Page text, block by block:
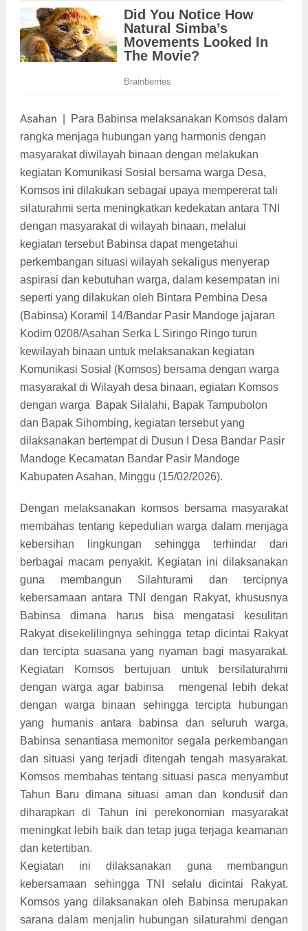
Asahan
Para Babinsa melaksanakan Komsos dalam
rangka menjaga hubungan yang harmonis dengan
masyarakat diwilayah binaan dengan melakukan
kegiatan Komunikasi Sosial bersama warga Desa,
Komsos ini dilakukan sebagai upaya mempererat tali
silaturahmi serta meningkatkan kedekatan antara TNI
dengan masyarakat di wilayah binaan, melalui
kegiatan tersebut Babinsa dapat mengetahui
perkembangan situasi wilayah sekaligus menyerap
aspirasi dan kebutuhan warga, dalam kesempatan ini
seperti yang dilakukan oleh Bintara Pembina Desa
(Babinsa) Koramil 14/Bandar Pasir Mandoge jajaran
Kodim 0208/Asahan Serka L Siringo Ringo turun
kewilayah binaan untuk melaksanakan kegiatan
Komunikasi Sosial (Komsos) bersama dengan warga
masyarakat di Wilayah desa binaan, egiatan Komsos
dengan warga
Bapak Silalahi, Bapak Tampubolon
dan Bapak Sihombing, kegiatan tersebut yang
dilaksanakan bertempat di Dusun I Desa Bandar Pasir
Mandoge Kecamatan Bandar Pasir Mandoge
Kabupaten Asahan, Minggu (15/02/2026).
Dengan melaksanakan komsos bersama masyarakat
membahas tentang kepedulian warga dalam menjaga
kebersihan lingkungan sehingga terhindar dari
berbagai macam penyakit. Kegiatan ini dilaksanakan
guna membangun Silahturami dan tercipnya
kebersamaan antara TNI dengan Rakyat, khususnya
Babinsa dimana harus bisa mengatasi kesulitan
Rakyat disekelilingnya sehingga tetap dicintai Rakyat
dan tercipta suasana yang nyaman bagi masyarakat.
Kegiatan Komsos bertujuan untuk bersilaturahmi
dengan warga agar babinsa mengenal lebih dekat
dengan warga binaan sehingga tercipta hubungan
yang humanis antara babinsa dan seluruh warga,
Babinsa senantiasa memonitor segala perkembangan
dan situasi yang terjadi ditengah tengah masyarakat.
Komsos membahas tentang situasi pasca menyambut
Tahun Baru dimana situasi aman dan kondusif dan
diharapkan di Tahun ini perekonomian masyarakat
meningkat lebih baik dan tetap juga terjaga keamanan
dan ketertiban.
Kegiatan ini dilaksanakan guna membangun
kebersamaan sehingga TNI selalu dicintai Rakyat.
Komsos yang dilaksanakan oleh Babinsa merupakan
sarana dalam menjalin hubungan silaturahmi dengan